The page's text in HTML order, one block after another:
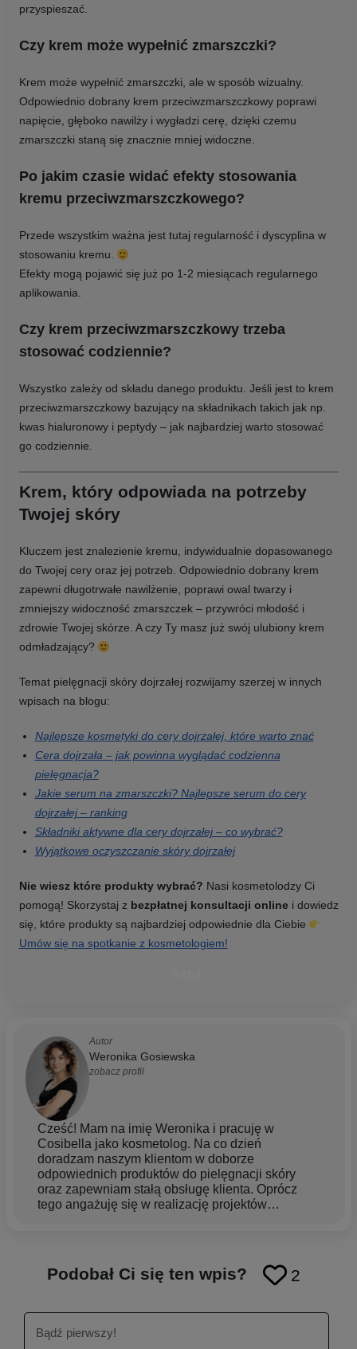
przyspieszać.
Czy krem może wypełnić zmarszczki?
Krem może wypełnić zmarszczki, ale w sposób wizualny.
Odpowiednio dobrany krem przeciwzmarszczkowy poprawi
napięcie, głęboko nawilży i wygładzi cerę, dzięki czemu
zmarszczki staną się znacznie mniej widoczne.
Po jakim czasie widać efekty stosowania
kremu przeciwzmarszczkowego?
Przede wszystkim ważna jest tutaj regularność i dyscyplina w
stosowaniu kremu.
Efekty mogą pojawić się już po 1-2 miesiącach regularnego
aplikowania.
Czy krem przeciwzmarszczkowy trzeba
stosować codziennie?
Wszystko zależy od składu danego produktu. Jeśli jest to krem
przeciwzmarszczkowy bazujący na składnikach takich jak np.
kwas hialuronowy i peptydy – jak najbardziej warto stosować
go codziennie.
Krem, który odpowiada na potrzeby
Twojej skóry
Kluczem jest znalezienie kremu, indywidualnie dopasowanego
do Twojej cery oraz jej potrzeb. Odpowiednio dobrany krem
zapewni długotrwałe nawilżenie, poprawi owal twarzy i
zmniejszy widoczność zmarszczek – przywróci młodość i
zdrowie Twojej skórze. A czy Ty masz już swój ulubiony krem
odmładzający?
Temat pielęgnacji skóry dojrzałej rozwijamy szerzej w innych
wpisach na blogu:
Najlepsze kosmetyki do cery dojrzałej, które warto znać
Cera dojrzała – jak powinna wyglądać codzienna
pielęgnacja?
Jakie serum na zmarszczki? Najlepsze serum do cery
dojrzałej – ranking
Składniki aktywne dla cery dojrzałej – co wybrać?
Wyjątkowe oczyszczanie skóry dojrzałej
Nie wiesz które produkty wybrać? Nasi kosmetolodzy Ci
pomogą! Skorzystaj z bezpłatnej konsultacji onlinei dowiedz
się, które produkty są najbardziej odpowiednie dla Ciebie
Umów się na spotkanie z kosmetologiem!
Autor
Weronika Gosiewska
zobacz profil
Cześć! Mam na imię Weronika i pracuję w
Cosibella jako kosmetolog. Na co dzień
doradzam naszym klientom w doborze
odpowiednich produktów do pielęgnacji skóry
oraz zapewniam stałą obsługę klienta. Oprócz
tego angażuję się w realizację projektów
blogowe, aby dzielić się swoją wiedzą z szerszym
gronem. Moje zainteresowanie kosmetologią
dziś, a potem rozwinęło się w kierunku dalszej
edukacji i studiów. Nieustannie się rozwijam, aby
jeszcze lepiej pomagać Wam w doborze
Podobał Ci się ten wpis? 2